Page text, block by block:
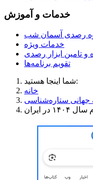
خدمات و آموزش
رصدی آسمان شب
خدمات ویژه
و تامین ابزار رصدی
تقویم برنامه‌ها
شما اینجا هستید:
خانه
جهانی ستاره‌شناسی
ایران